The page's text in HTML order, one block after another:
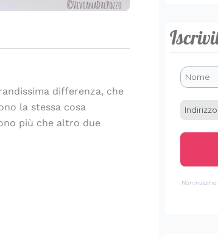
differenza, che
la stessa cosa
più che altro due
Non inviamo